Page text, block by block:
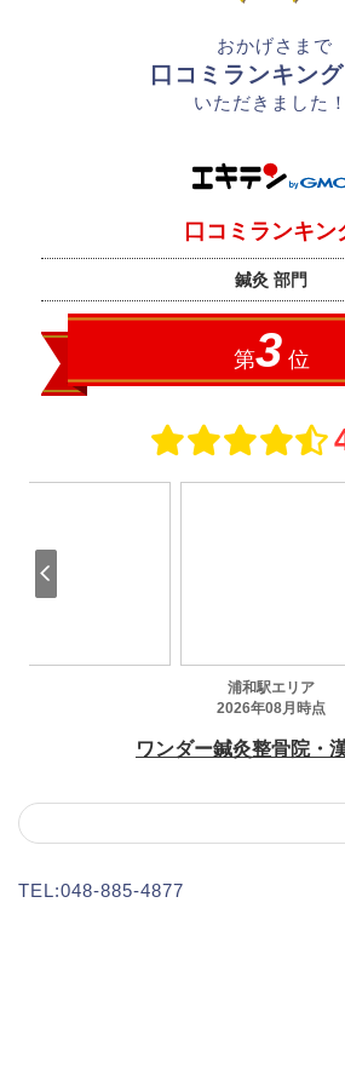
おかげさまで
口コミランキング
いただきました！
TEL:048-885-4877